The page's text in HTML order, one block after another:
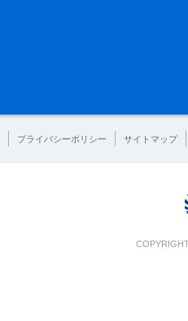
プライバシーポリシー サイトマップ